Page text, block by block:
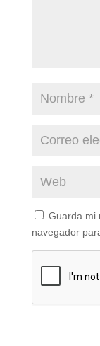
Guarda mi
navegador